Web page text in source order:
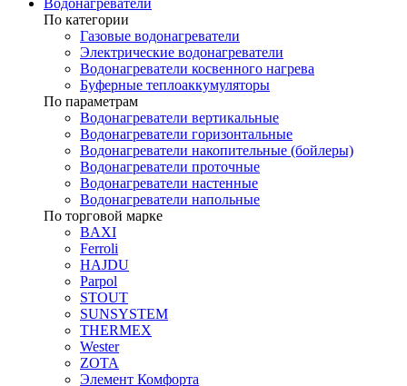
Водонагреватели
По категории
Газовые водонагреватели
Электрические водонагреватели
Водонагреватели косвенного нагрева
Буферные теплоаккумуляторы
По параметрам
Водонагреватели вертикальные
Водонагреватели горизонтальные
Водонагреватели накопительные (бойлеры)
Водонагреватели проточные
Водонагреватели настенные
Водонагреватели напольные
По торговой марке
BAXI
Ferroli
HAJDU
Parpol
STOUT
SUNSYSTEM
THERMEX
Wester
ZOTA
Элемент Комфорта